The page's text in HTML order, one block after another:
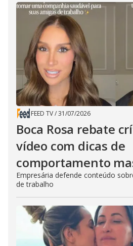
FEED TV/31/07/2026
Boca Rosa rebate
vídeo com dicas de
comportamento
Empresária defende conteúdo
de trabalho